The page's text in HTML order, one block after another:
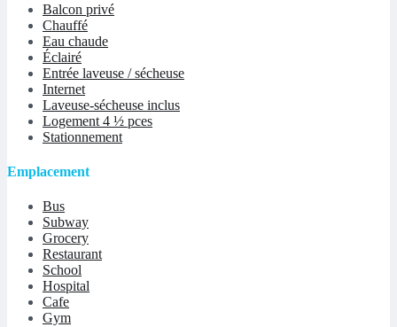
Balcon privé
Chauffé
Eau chaude
Éclairé
Entrée laveuse / sécheuse
Internet
Laveuse-sécheuse inclus
Logement 4 ½ pces
Stationnement
Emplacement
Bus
Subway
Grocery
Restaurant
School
Hospital
Cafe
Gym